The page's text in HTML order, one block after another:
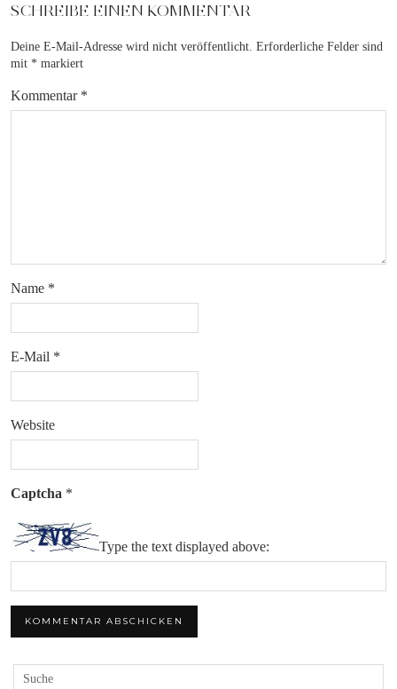
SCHREIBE EINEN KOMMENTAR
Deine E-Mail-Adresse wird nicht veröffentlicht. Erforderliche Felder sind
mit * markiert
Kommentar *
Name *
E-Mail *
Website
Captcha *
Type the text displayed above: